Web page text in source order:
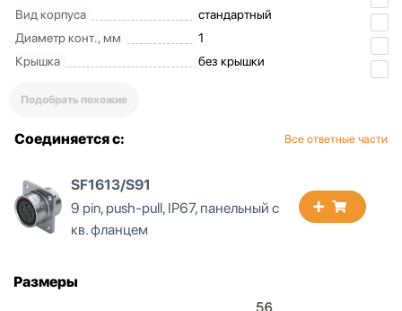
Вид корпуса
стандартный
Диаметр конт., мм
1
Крышка
без крышки
Подобрать похожие
Соединяется с: Все ответные части
SF1612/S91
9 pin, push-pull, IP67, панельный
на гайке
Размеры